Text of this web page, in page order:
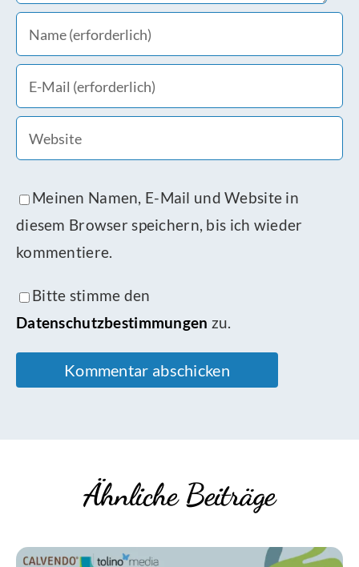
Meinen Namen, E-Mail und Website in
diesem Browser speichern, bis ich wieder
kommentiere.
Bitte stimme den
Datenschutzbestimmungen zu.
Ähnliche Beiträge